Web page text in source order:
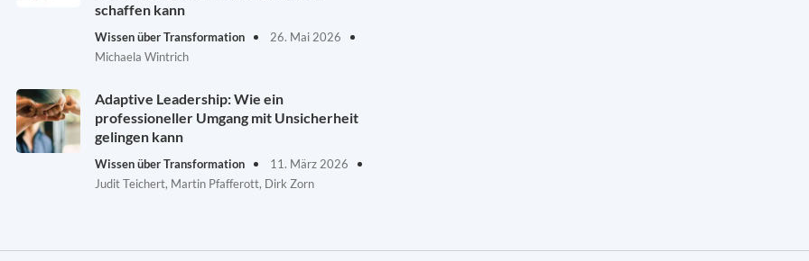
schaffen kann
Wissen über Transformation
26. Mai 2026
Michaela Wintrich
Adaptive Leadership: Wie ein
professioneller Umgang mit Unsicherheit
gelingen kann
Wissen über Transformation
11. März 2026
Judit Teichert, Martin Pfafferott, Dirk Zorn